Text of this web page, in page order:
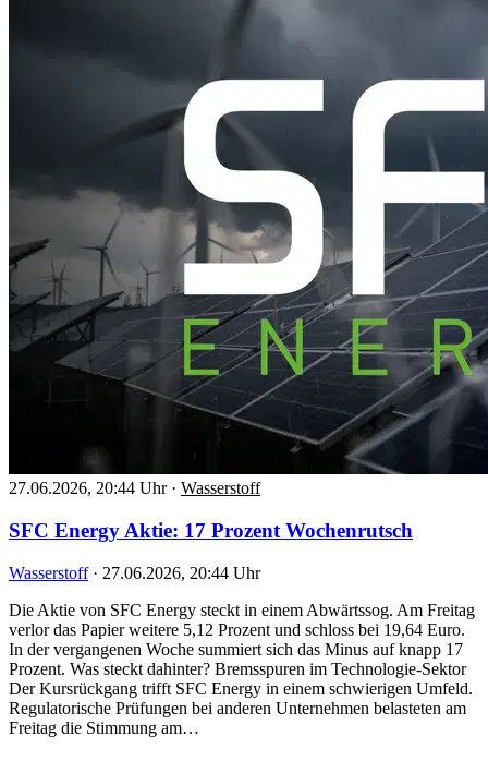
27.06.2026, 20:44 Uhr · Wasserstoff
SFC Energy Aktie: 17 Prozent Wochenrutsch
Wasserstoff · 27.06.2026, 20:44 Uhr
Die Aktie von SFC Energy steckt in einem Abwärtssog. Am Freitag
verlor das Papier weitere 5,12 Prozent und schloss bei 19,64 Euro.
In der vergangenen Woche summiert sich das Minus auf knapp 17
Prozent. Was steckt dahinter? Bremsspuren im Technologie-Sektor
Der Kursrückgang trifft SFC Energy in einem schwierigen Umfeld.
Regulatorische Prüfungen bei anderen Unternehmen belasteten am
Freitag die Stimmung am…